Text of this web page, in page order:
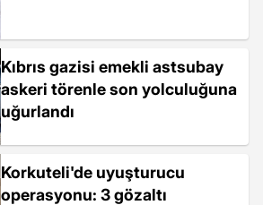
Kıbrıs gazisi emekli astsubay
askeri törenle son yolculuğuna
uğurlandı
Korkuteli'de uyuşturucu
operasyonu: 3 gözaltı